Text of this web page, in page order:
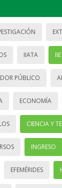
IIATA IIE
PÚBLICO
ECONOMÍA
CIENCIA Y
INGRESO
EFEMÉRIDES